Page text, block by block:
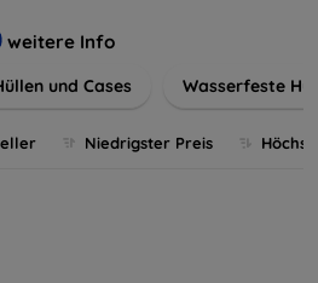
Stil perfekt zu
weitere Info
und Cases Wasserfeste
Niedrigster Preis